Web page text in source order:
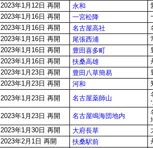
2023年1月12日 再開 永和
2023年1月16日 再開 一宮松降
2023年1月16日 再開 名古屋高社
2023年1月16日 再開 尾張西浦
2023年1月16日 再開 豊田喜多町
2023年1月16日 再開 扶桑高雄
2023年1月23日 再開 豊田八草簡易
2023年1月23日 再開 河和
2023年1月23日 再開 名古屋薬師山
2023年1月23日 再開 名古屋鳴海団地内
2023年1月30日 再開 大府長草
2023年2月1日 再開 扶桑駅前